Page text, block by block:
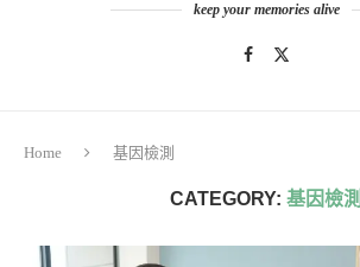
keep your memories alive
Home 基因檢測
CATEGORY: 基因檢測